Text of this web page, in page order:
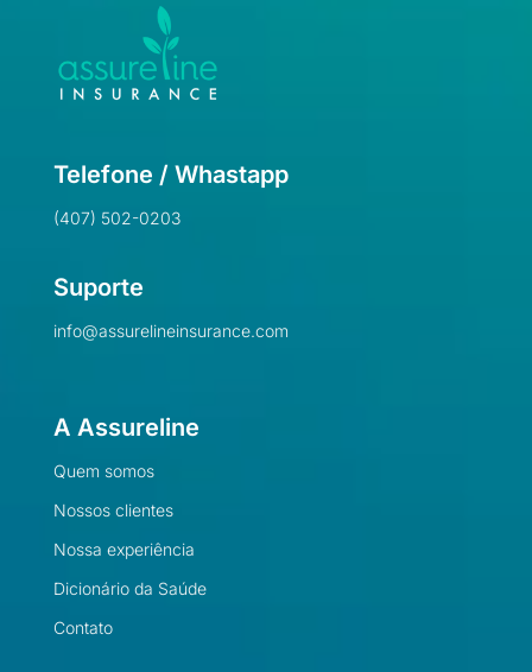
Telefone / Whastapp
(407) 502-0203
Suporte
info@assurelineinsurance.com
A Assureline
Quem somos
Nossos clientes
Nossa experiência
Dicionário da Saúde
Contato